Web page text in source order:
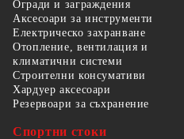
Огради и заграждения
Аксесоари за инструменти
Електрическо захранване
Отопление, вентилация и
климатични системи
Строителни консумативи
Хардуер аксесоари
Резервоари за съхранение
Спортни стоки